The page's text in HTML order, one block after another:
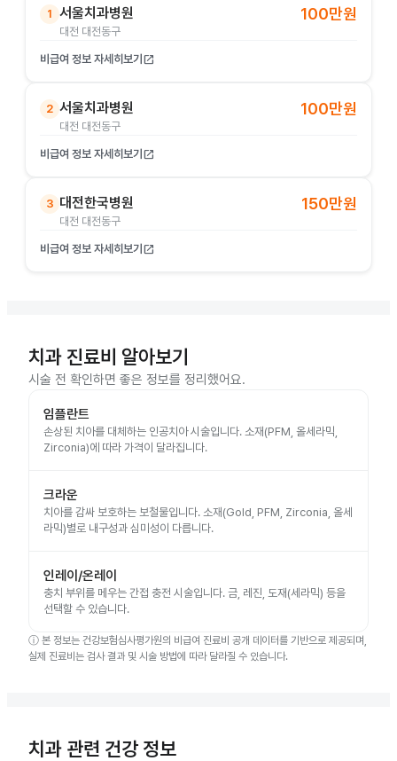
1 서울치과병원
대전 대전동구
100만원
비급여 정보 자세히보기 open_in_new
2 서울치과병원
대전 대전동구
100만원
비급여 정보 자세히보기 open_in_new
3 대전한국병원
대전 대전동구
150만원
비급여 정보 자세히보기 open_in_new
치과 진료비 알아보기
시술 전 확인하면 좋은 정보를 정리했어요.
임플란트
손상된 치아를 대체하는 인공치아 시술입니다. 소재(PFM, 올세라믹,
Zirconia)에 따라 가격이 달라집니다.
크라운
치아를 감싸 보호하는 보철물입니다. 소재(Gold, PFM, Zirconia, 올세
라믹)별로 내구성과 심미성이 다릅니다.
인레이/온레이
충치 부위를 메우는 간접 충전 시술입니다. 금, 레진, 도재(세라믹) 등을
선택할 수 있습니다.
ⓘ 본 정보는 건강보험심사평가원의 비급여 진료비 공개 데이터를 기반으로 제공되며,
실제 진료비는 검사 결과 및 시술 방법에 따라 달라질 수 있습니다.
치과 관련 건강 정보